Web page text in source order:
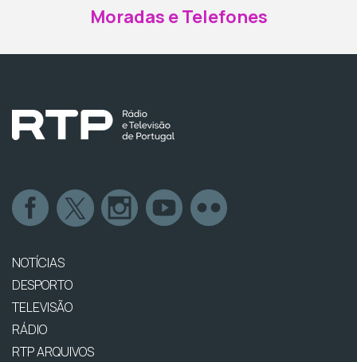
Moradas e Telefones
NOTÍCIAS
DESPORTO
TELEVISÃO
RÁDIO
RTP ARQUIVOS